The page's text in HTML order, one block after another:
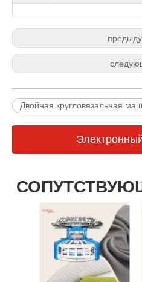
Двойная кругловязальная